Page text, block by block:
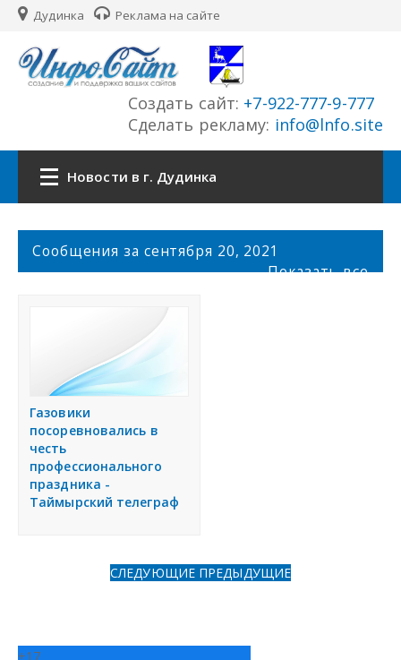
Дудинка Реклама на сайте
Создать сайт: +7-922-777-9-777
Сделать рекламу: info@lnfo.site
Новости в г. Дудинка
Главная
История города
Разместить объявление
Регионы России
Сообщения за сентября 20, 2021
Показать все
Газовики
посоревновались в
честь
профессионального
праздника -
Таймырский телеграф
СЛЕДУЮЩИЕ ПРЕДЫДУЩИЕ
+17